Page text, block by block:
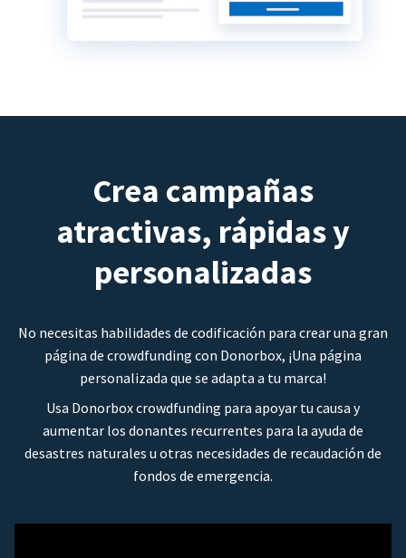
Crea campañas
atractivas, rápidas y
personalizadas
No necesitas habilidades de codificación para crear una gran
página de crowdfunding con Donorbox, ¡Una página
personalizada que se adapta a tu marca!
Usa Donorbox crowdfunding para apoyar tu causa y
aumentar los donantes recurrentes para la ayuda de
desastres naturales u otras necesidades de recaudación de
fondos de emergencia.